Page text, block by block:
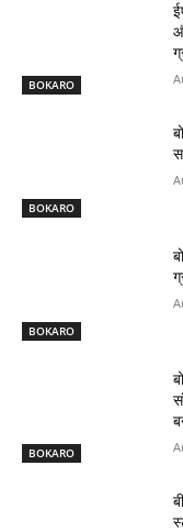
BOKARO
BOKARO
BOKARO
BOKARO